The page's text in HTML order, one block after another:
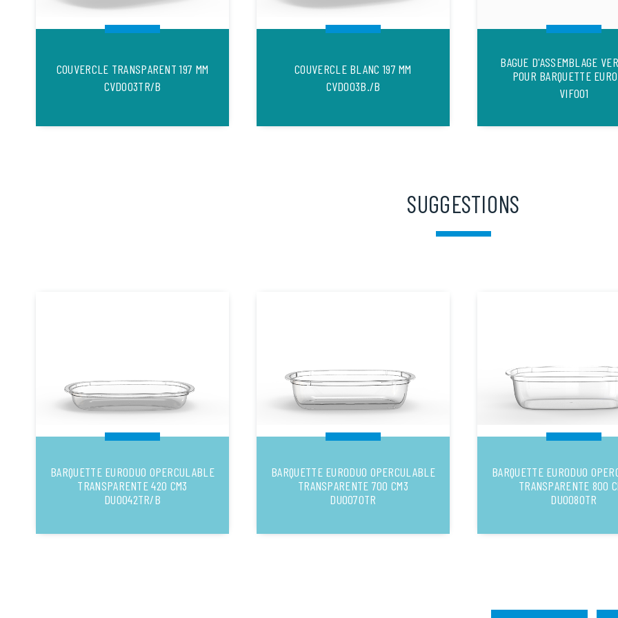
COUVERCLE TRANSPARENT 197 MM
CVD003TR/B
COUVERCLE BLANC 197 MM
CVD003B./B
BAGUE D'ASSEMBLAGE
POUR BARQUETTE
VIF001
SUGGESTIONS
BARQUETTE EURODUO OPERCULABLE
TRANSPARENTE 420 CM3
DUO042TR/B
BARQUETTE EURODUO OPERCULABLE
TRANSPARENTE 700 CM3
DUO070TR
BARQUETTE EURODUO
TRANSPARENTE 800
DUO080TR